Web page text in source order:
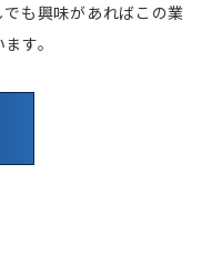
も興味があればこの業
す。